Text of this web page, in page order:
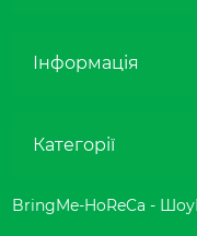
Інформація
Категорії
BringMe-HoReCa -